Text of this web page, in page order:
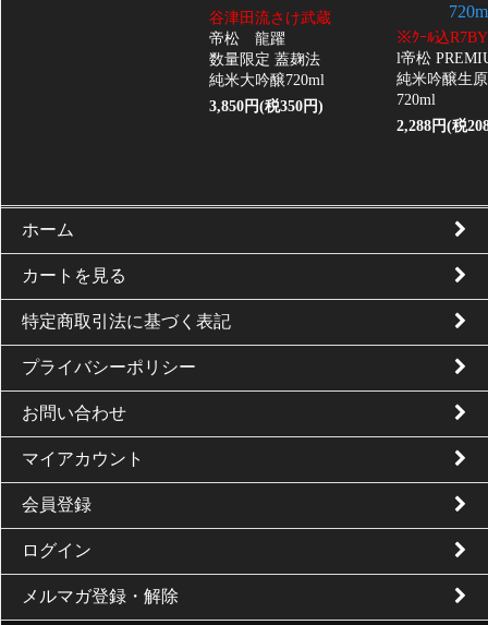
谷津田流さけ武蔵
帝松 龍躍
数量限定 蓋麹法
純米大吟醸720ml
3,850円(税350円)
※ｸｰﾙ込
l帝松
純米吟醸生
720ml
2,288円(税
ホーム
カートを見る
特定商取引法に基づく表記
プライバシーポリシー
お問い合わせ
マイアカウント
会員登録
ログイン
メルマガ登録・解除